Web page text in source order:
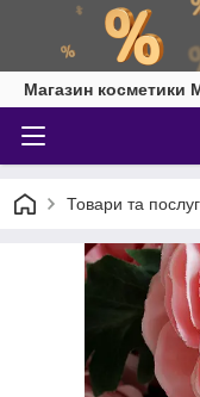
Магазин косметики
Товари та